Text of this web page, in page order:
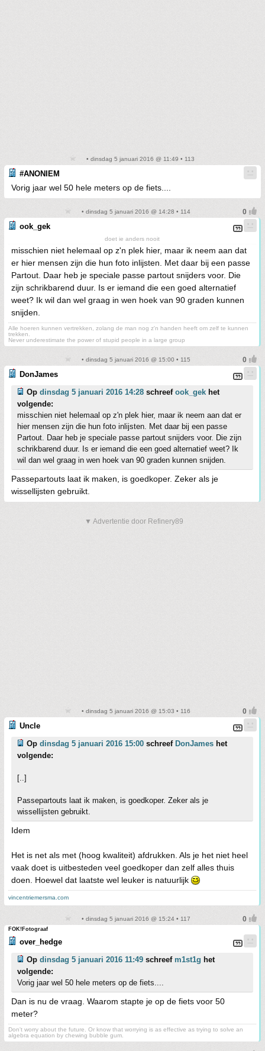
• dinsdag 5 januari 2016 @ 11:49 • 113
#ANONIEM
Vorig jaar wel 50 hele meters op de fiets....
• dinsdag 5 januari 2016 @ 14:28 • 114
ook_gek
doet ie anders nooit
misschien niet helemaal op z'n plek hier, maar ik neem aan dat
er hier mensen zijn die hun foto inlijsten. Met daar bij een passe
Partout. Daar heb je speciale passe partout snijders voor. Die
zijn schrikbarend duur. Is er iemand die een goed alternatief
weet? Ik wil dan wel graag in wen hoek van 90 graden kunnen
snijden.
Alle hoeren kunnen vertrekken, zolang de man nog z'n handen heeft om zelf te kunnen
trekken.
Never underestimate the power of stupid people in a large group
• dinsdag 5 januari 2016 @ 15:00 • 115
DonJames
Op dinsdag 5 januari 2016 14:28 schreef ook_gek het
volgende:
misschien niet helemaal op z'n plek hier, maar ik neem aan dat er
hier mensen zijn die hun foto inlijsten. Met daar bij een passe
Partout. Daar heb je speciale passe partout snijders voor. Die zijn
schrikbarend duur. Is er iemand die een goed alternatief weet? Ik
wil dan wel graag in wen hoek van 90 graden kunnen snijden.
Passepartouts laat ik maken, is goedkoper. Zeker als je
wissellijsten gebruikt.
▼ Advertentie door Refinery89
• dinsdag 5 januari 2016 @ 15:03 • 116
Uncle
Op dinsdag 5 januari 2016 15:00 schreef DonJames het
volgende:
[..]
Passepartouts laat ik maken, is goedkoper. Zeker als je
wissellijsten gebruikt.
Idem
Het is net als met (hoog kwaliteit) afdrukken. Als je het niet heel
vaak doet is uitbesteden veel goedkoper dan zelf alles thuis
doen. Hoewel dat laatste wel leuker is natuurlijk
vincentriemersma.com
• dinsdag 5 januari 2016 @ 15:24 • 117
FOK!Fotograaf
over_hedge
Op dinsdag 5 januari 2016 11:49 schreef m1st1g het
volgende:
Vorig jaar wel 50 hele meters op de fiets....
Dan is nu de vraag. Waarom stapte je op de fiets voor 50
meter?
Don't worry about the future. Or know that worrying is as effective as trying to solve an
algebra equation by chewing bubble gum.